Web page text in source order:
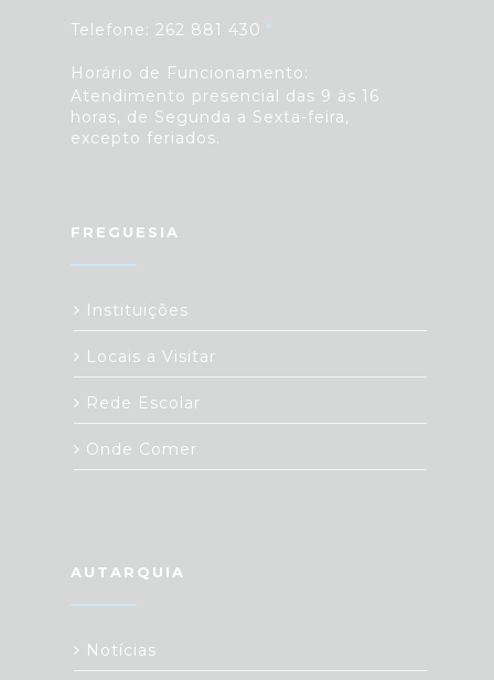
Telefone: 262 881 430
Horário de Funcionamento:
Atendimento presencial das 9 às 16
horas, de Segunda a Sexta-feira,
excepto feriados.
FREGUESIA
Instituições
Locais a Visitar
Rede Escolar
Onde Comer
AUTARQUIA
Notícias